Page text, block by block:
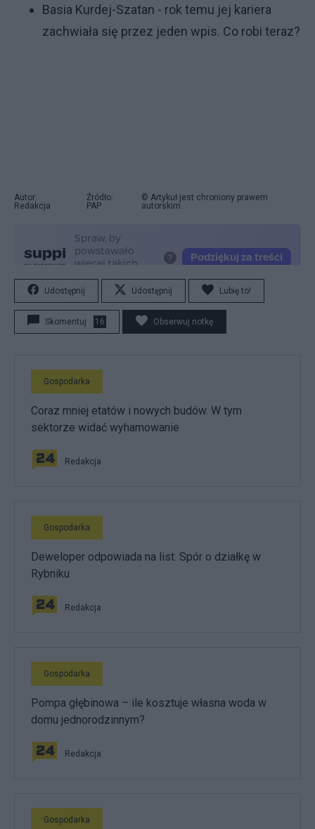
Basia Kurdej-Szatan - rok temu jej kariera
zachwiała się przez jeden wpis. Co robi teraz?
Autor:
Redakcja
Źródło:
PAP
© Artykuł jest chroniony prawem
autorskim.
Udostępnij Udostępnij Lubię to!
Skomentuj 16 Obserwuj notkę
Gospodarka
Coraz mniej etatów i nowych budów. W tym
sektorze widać wyhamowanie
Redakcja
Gospodarka
Deweloper odpowiada na list. Spór o działkę w
Rybniku
Redakcja
Gospodarka
Pompa głębinowa – ile kosztuje własna woda w
domu jednorodzinnym?
Redakcja
Gospodarka